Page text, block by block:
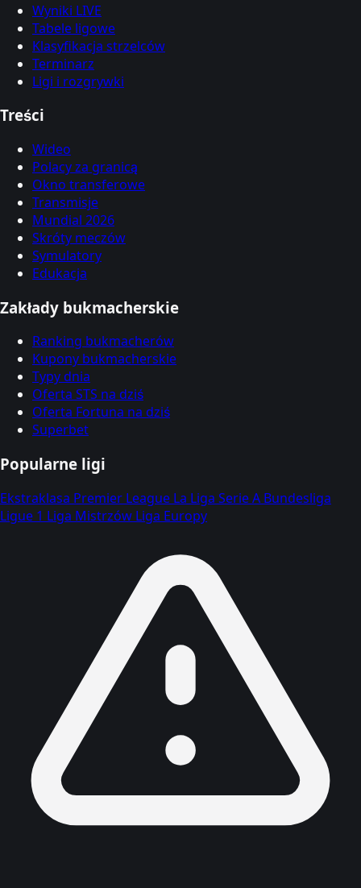
Wyniki LIVE
Tabele ligowe
Klasyfikacja strzelców
Terminarz
Ligi i rozgrywki
Treści
Wideo
Polacy za granicą
Okno transferowe
Transmisje
Mundial 2026
Skróty meczów
Symulatory
Edukacja
Zakłady bukmacherskie
Ranking bukmacherów
Kupony bukmacherskie
Typy dnia
Oferta STS na dziś
Oferta Fortuna na dziś
Superbet
Popularne ligi
Ekstraklasa Premier League La Liga Serie A Bundesliga
Ligue 1 Liga Mistrzów Liga Europy